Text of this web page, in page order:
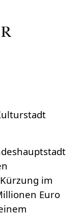
im
Euro